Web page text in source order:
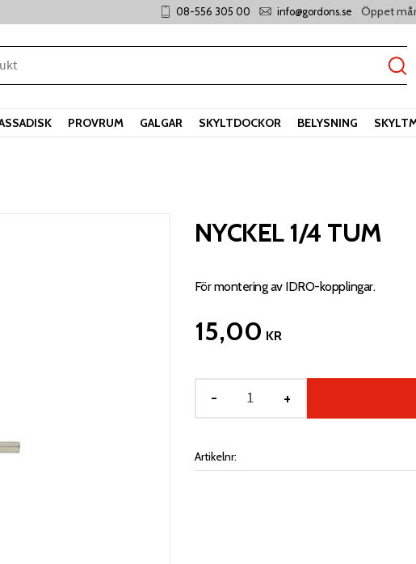
08-556 305 00 info@gordons.se Öppet
PROVRUM GALGAR SKYLTDOCKOR BELYSNING
NYCKEL 1/4 TUM
För montering av IDRO-kopplingar.
15,00 KR
+
-
Artikelnr